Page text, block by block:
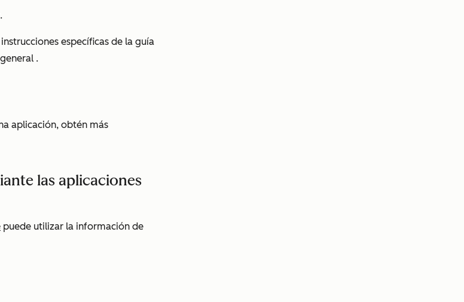
.
específicas de la guía
.
aplicación, obtén más
las aplicaciones
puede utilizar la información de